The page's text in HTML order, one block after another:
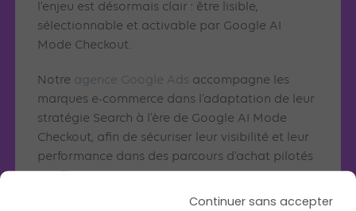
l’enjeu est désormais clair : être lisible,
sélectionnable et activable par Google AI
Mode Checkout.
Notre agence Google Ads accompagne les
marques e-commerce dans l’adaptation de leur
stratégie Search à l’ère de Google AI Mode
Checkout, afin de sécuriser leur visibilité et leur
performance dans des parcours d’achat pilotés
Continuer sans accepter